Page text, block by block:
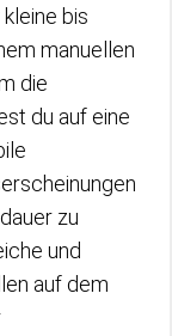
bis
manuellen
die
du auf eine
zu
und
auf dem